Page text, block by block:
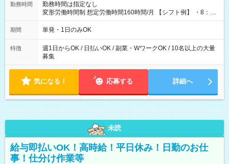
勤務時間
勤務時間は指定なし
変形労働時間制 想定労働時間160時間/月 【シフト例】 ・8：00
～21：00
期間 単発・1日のみOK
特徴
週1日からOK / 日払いOK / 副業・WワークOK / 10名以上の大量
募集
気になる！ 応募する 詳細へ
未読
給与即払いOK！高時給！平日休み！日勤のお仕
事！仕分け作業等